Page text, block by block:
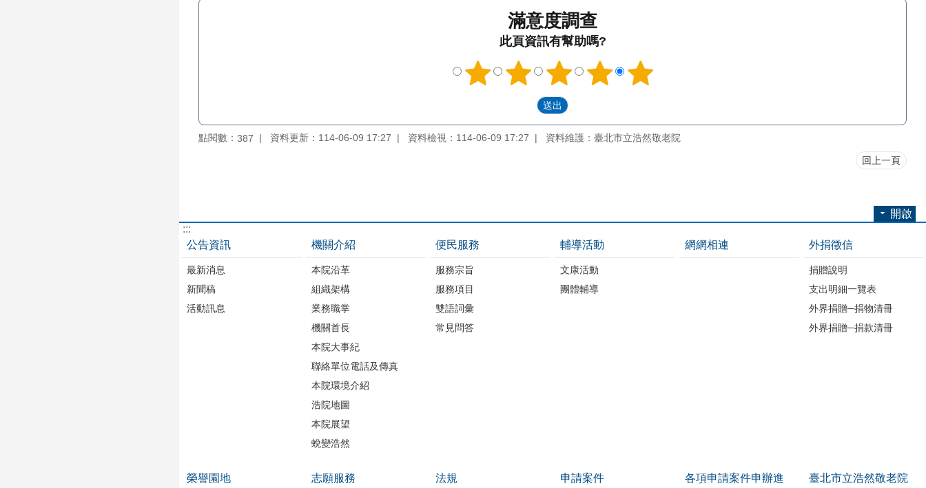
滿意度調查
此頁資訊有幫助嗎?
點閱數： 387 資料更新：114-06-09 17:27 資料檢視：114-06-09 17:27 資料維護：臺北市立浩然敬老院
回上一頁
開啟
:::
公告資訊
最新消息
新聞稿
活動訊息
機關介紹
本院沿革
組織架構
業務職掌
機關首長
本院大事紀
聯絡單位電話及傳真
本院環境介紹
浩院地圖
本院展望
蛻變浩然
便民服務
服務宗旨
服務項目
雙語詞彙
常見問答
輔導活動
文康活動
團體輔導
網網相連 外捐徵信
捐贈說明
支出明細一覽表
外界捐贈─捐物清冊
外界捐贈─捐款清冊
榮譽園地 志願服務 法規 申請案件 各項申請案件申辦進 臺北市立浩然敬老院